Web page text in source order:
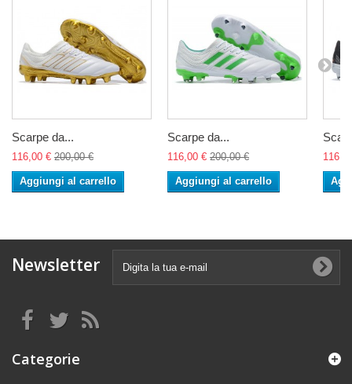
Scarpe da...
116,00 € 200,00 €
Aggiungi al carrello
Scarpe da...
116,00 € 200,00 €
Aggiungi al carrello
Newsletter
Categorie